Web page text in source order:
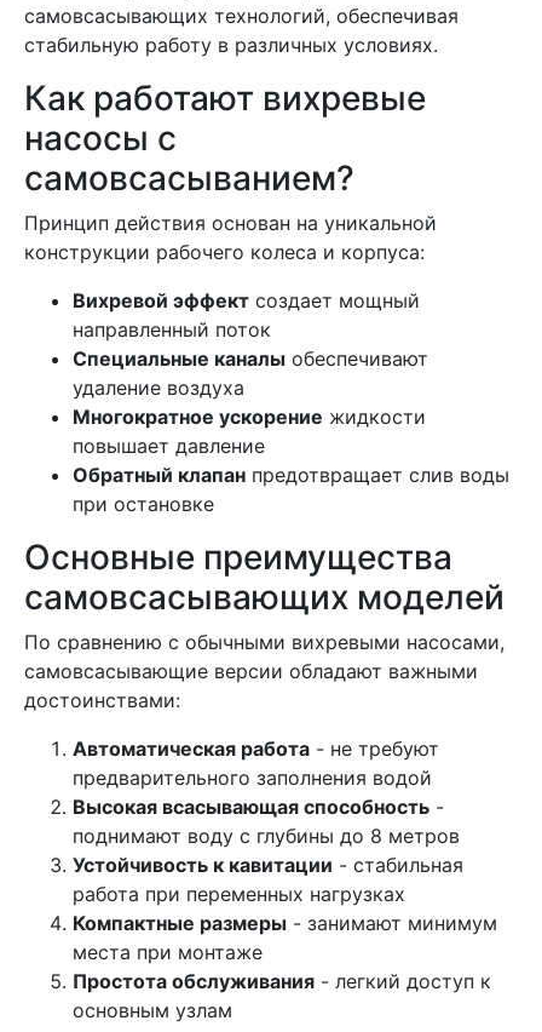
самовсасывающих технологий, обеспечивая
стабильную работу в различных условиях.
Как работают вихревые
насосы с
самовсасыванием?
Принцип действия основан на уникальной
конструкции рабочего колеса и корпуса:
Вихревой эффект создает мощный
направленный поток
Специальные каналы обеспечивают
удаление воздуха
Многократное ускорение жидкости
повышает давление
Обратный клапан предотвращает слив воды
при остановке
Основные преимущества
самовсасывающих моделей
По сравнению с обычными вихревыми насосами,
самовсасывающие версии обладают важными
достоинствами:
Автоматическая работа - не требуют
предварительного заполнения водой
Высокая всасывающая способность -
поднимают воду с глубины до 8 метров
Устойчивость к кавитации - стабильная
работа при переменных нагрузках
Компактные размеры - занимают минимум
места при монтаже
Простота обслуживания - легкий доступ к
основным узлам